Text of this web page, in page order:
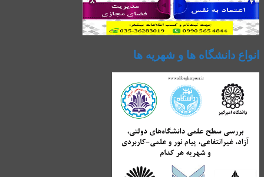
انواع دانشگاه ها و شهریه ها